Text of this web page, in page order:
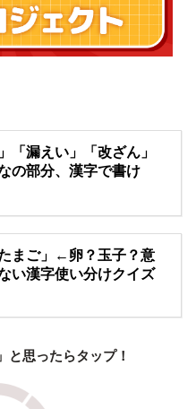
「漏えい」「改ざん」
の部分、漢字で書け
まご」←卵？玉子？意
い漢字使い分けクイズ
と思ったらタップ！